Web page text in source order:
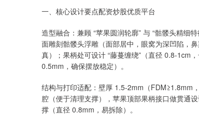
一、核心设计要点配资炒股优质平台
造型融合：兼顾 “苹果圆润轮廓” 与 “骷髅头精
面雕刻骷髅头浮雕（面部居中，眼窝为深凹陷，
真）；果柄处可设计 “藤蔓缠绕”（直径 0.8-1cm
0.5mm，确保摆放稳定）。
结构与打印适配：壁厚 1.5-2mm（FDM≥1.8mm
腔（便于清理支撑），苹果顶部果柄接口做贯通
撑（直径 0.8mm，易拆除）。